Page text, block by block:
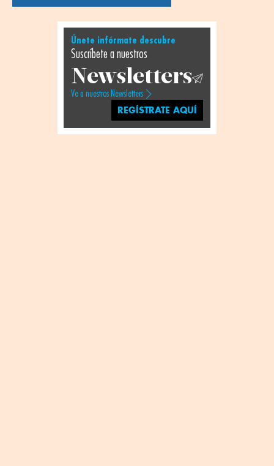
Únete infórmate descubre
Suscríbete a nuestros
Newsletters
Ve a nuestros Newsletters
REGÍSTRATE AQUÍ